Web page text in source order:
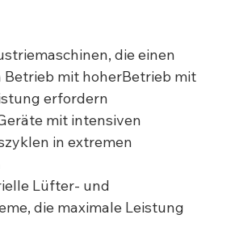
die einen
Betrieb mit hoherBetrieb mit
erfordern
mit intensiven
in extremen
Lüfter- und
die maximale Leistung